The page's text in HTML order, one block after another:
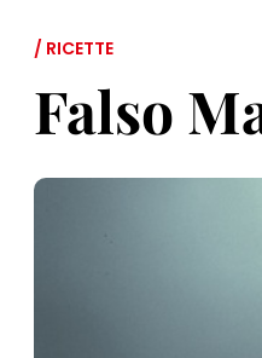
/ RICETTE
Falso